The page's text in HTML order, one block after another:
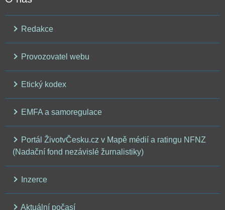
Redakce
Provozovatel webu
Etický kodex
EMFA a samoregulace
Portál ŽivotvČesku.cz v Mapě médií a ratingu NFNZ
(Nadační fond nezávislé žurnalistiky)
Inzerce
Aktuální počasí